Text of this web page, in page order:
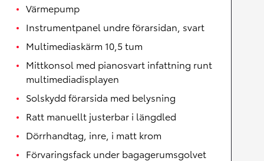
Värmepump
Instrumentpanel undre förarsidan, svart
Multimediaskärm 10,5 tum
Mittkonsol med pianosvart infattning runt
multimediadisplayen
Solskydd förarsida med belysning
Ratt manuellt justerbar i längdled
Dörrhandtag, inre, i matt krom
Förvaringsfack under bagagerumsgolvet